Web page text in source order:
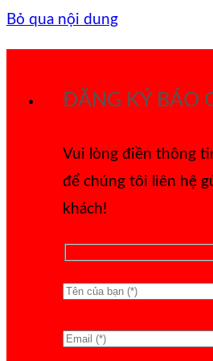
Bỏ qua nội dung
ĐĂNG KÝ BÁO
Vui lòng điền thông
để chúng tôi liên hệ
khách!